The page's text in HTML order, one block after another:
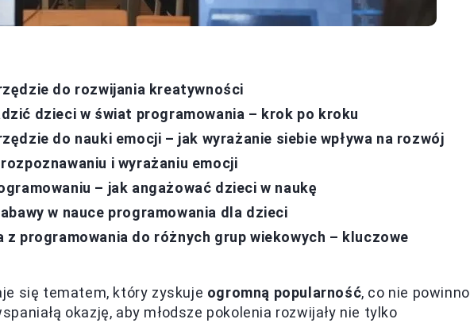
do rozwijania kreatywności
dzieci w świat programowania – krok po kroku
do nauki emocji – jak wyrażanie siebie wpływa na rozwój
i wyrażaniu emocji
– jak angażować dzieci w naukę
w nauce programowania dla dzieci
programowania do różnych grup wiekowych – kluczowe
się tematem, który zyskuje ogromną popularność, co nie powinno
okazję, aby młodsze pokolenia rozwijały nie tylko